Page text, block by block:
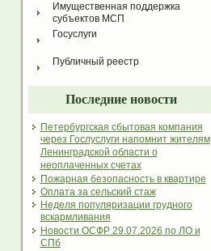
Имущественная поддержка
субъектов МСП
Госуслуги
Публичный реестр
Последние новости
Петербургская сбытовая компания
через Гослуслуги напомнит жителям
Ленинградской области о
неоплаченных счетах
Пожарная безопасность в квартире
Оплата за сельский стаж
Неделя популяризации грудного
вскармливания
Новости ОСФР 29.07.2026 по ЛО и
СПб